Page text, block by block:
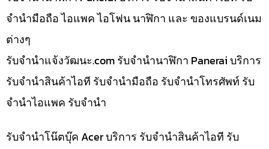
จำนำมือถือ ไอแพค ไอโฟน นาฬิกา และ ของแบรนด์เนม
ต่างๆ
รับจํานําแจ้งวัฒนะ.com รับจำนำนาฬิกา Panerai บริการ
รับจำนำสินค้าไอที รับจำนำมือถือ รับจำนำโทรศัพท์ รับ
จำนำไอแพค รับจำนำ
รับจำนำโน๊ตบุ๊ค Acer บริการ รับจำนำสินค้าไอที รับ